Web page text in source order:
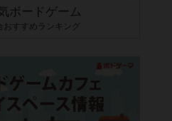
ボードゲーム
おすすめランキング